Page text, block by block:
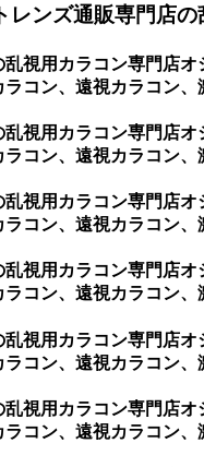
ンズ通販専門店の
視用カラコン専門店
コン、遠視カラコン
視用カラコン専門店
ラコン、遠視カラコン
視用カラコン専門店
ラコン、遠視カラコン
視用カラコン専門店
ラコン、遠視カラコン
視用カラコン専門店
ラコン、遠視カラコン
視用カラコン専門店
ラコン、遠視カラコン